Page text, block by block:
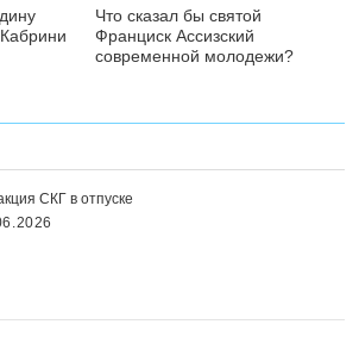
Что сказал бы святой
Франциск Ассизский
современной молодежи?
СКГ в отпуске